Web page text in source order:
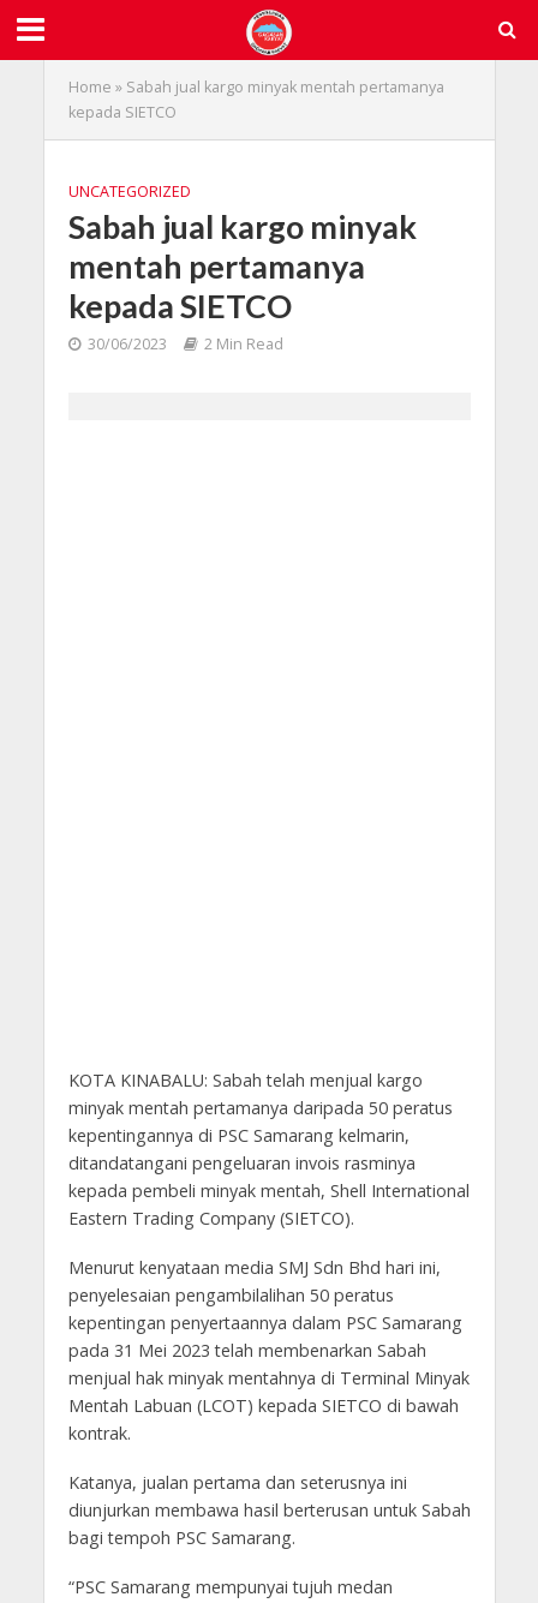
Home » Sabah jual kargo minyak mentah pertamanya
kepada SIETCO
UNCATEGORIZED
Sabah jual kargo minyak
mentah pertamanya
kepada SIETCO
30/06/2023 2 Min Read
KOTA KINABALU: Sabah telah menjual kargo
minyak mentah pertamanya daripada 50 peratus
kepentingannya di PSC Samarang kelmarin,
ditandatangani pengeluaran invois rasminya
kepada pembeli minyak mentah, Shell International
Eastern Trading Company (SIETCO).
Menurut kenyataan media SMJ Sdn Bhd hari ini,
penyelesaian pengambilalihan 50 peratus
kepentingan penyertaannya dalam PSC Samarang
pada 31 Mei 2023 telah membenarkan Sabah
menjual hak minyak mentahnya di Terminal Minyak
Mentah Labuan (LCOT) kepada SIETCO di bawah
kontrak.
Katanya, jualan pertama dan seterusnya ini
diunjurkan membawa hasil berterusan untuk Sabah
bagi tempoh PSC Samarang.
“PSC Samarang mempunyai tujuh medan